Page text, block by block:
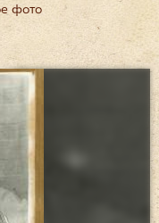
фото